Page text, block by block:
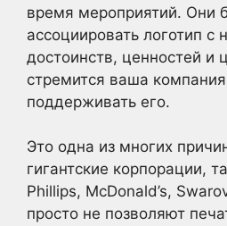
время мероприятий. Они
ассоциировать логотип с
достоинств, ценностей и
стремится ваша
поддерживать его.
Это одна из многих
гигантские корпорации,
Phillips, McDonald’s,
просто не позволяют